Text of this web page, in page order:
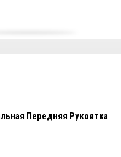
Передняя Рукоятка